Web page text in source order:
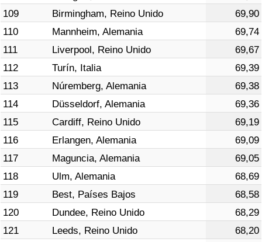
109
Birmingham, Reino Unido
69,90
110
Mannheim, Alemania
69,74
111
Liverpool, Reino Unido
69,67
112
Turín, Italia
69,39
113
Núremberg, Alemania
69,38
114
Düsseldorf, Alemania
69,36
115
Cardiff, Reino Unido
69,19
116
Erlangen, Alemania
69,09
117
Maguncia, Alemania
69,05
118
Ulm, Alemania
68,69
119
Best, Países Bajos
68,58
120
Dundee, Reino Unido
68,29
121
Leeds, Reino Unido
68,20